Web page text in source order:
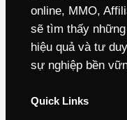
online, MMO,
sẽ tìm thấy
hiệu quả và tư
sự nghiệp bền
Quick Links